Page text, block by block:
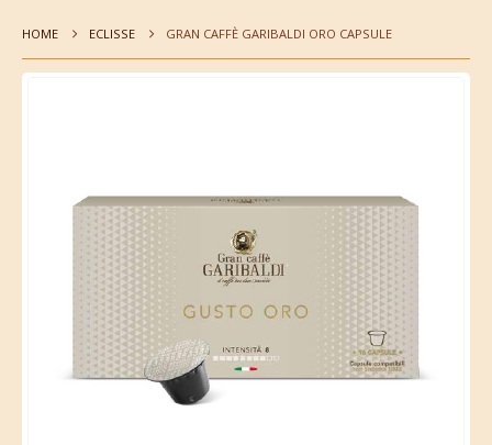
HOME ECLISSE GRAN CAFFÈ GARIBALDI ORO CAPSULE